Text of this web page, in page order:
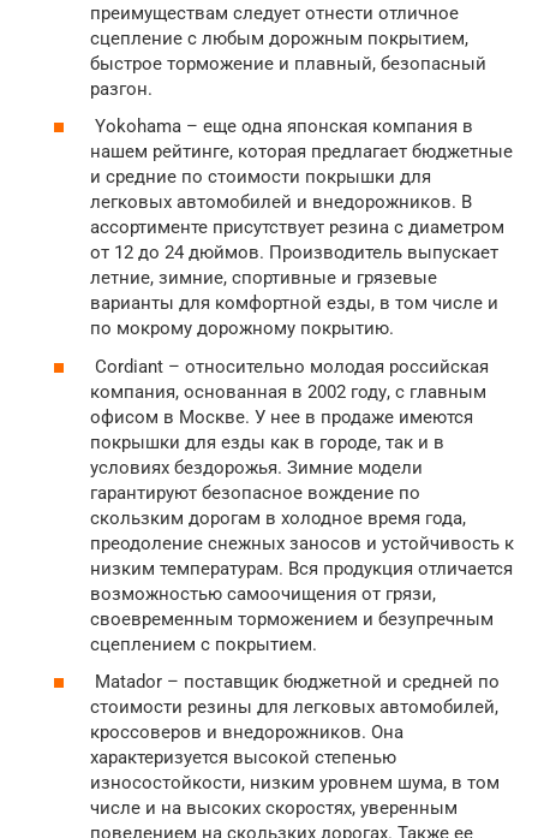
преимуществам следует отнести отличное
сцепление с любым дорожным покрытием,
быстрое торможение и плавный, безопасный
разгон.
Yokohama – еще одна японская компания в
нашем рейтинге, которая предлагает бюджетные
и средние по стоимости покрышки для
легковых автомобилей и внедорожников. В
ассортименте присутствует резина с диаметром
от 12 до 24 дюймов. Производитель выпускает
летние, зимние, спортивные и грязевые
варианты для комфортной езды, в том числе и
по мокрому дорожному покрытию.
Cordiant – относительно молодая российская
компания, основанная в 2002 году, с главным
офисом в Москве. У нее в продаже имеются
покрышки для езды как в городе, так и в
условиях бездорожья. Зимние модели
гарантируют безопасное вождение по
скользким дорогам в холодное время года,
преодоление снежных заносов и устойчивость к
низким температурам. Вся продукция отличается
возможностью самоочищения от грязи,
своевременным торможением и безупречным
сцеплением с покрытием.
Matador – поставщик бюджетной и средней по
стоимости резины для легковых автомобилей,
кроссоверов и внедорожников. Она
характеризуется высокой степенью
износостойкости, низким уровнем шума, в том
числе и на высоких скоростях, уверенным
поведением на скользких дорогах. Также ее